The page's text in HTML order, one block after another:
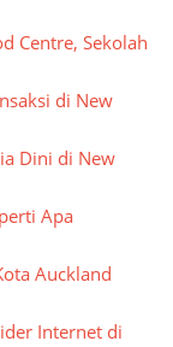
Centre, Sekolah
di New
Dini di New
Apa
Auckland
Internet di